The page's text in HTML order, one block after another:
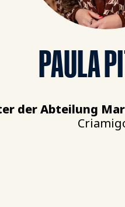
PAULA
der Abteilung